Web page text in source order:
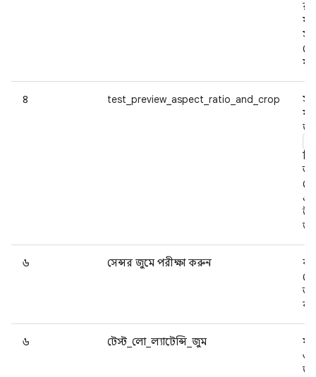
৪ test_preview_aspect_ratio_and_crop
তা
৬ সেন্সর জুমে পরীক্ষা করুন
৬ টেস্ট_লো_ল্যাটেন্সি_জুম